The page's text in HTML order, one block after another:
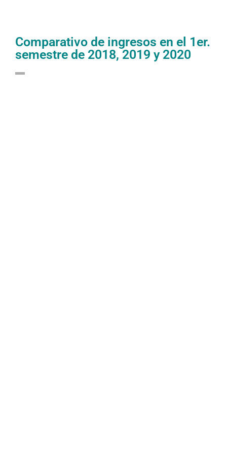
Comparativo de ingresos en el 1er.
semestre de 2018, 2019 y 2020